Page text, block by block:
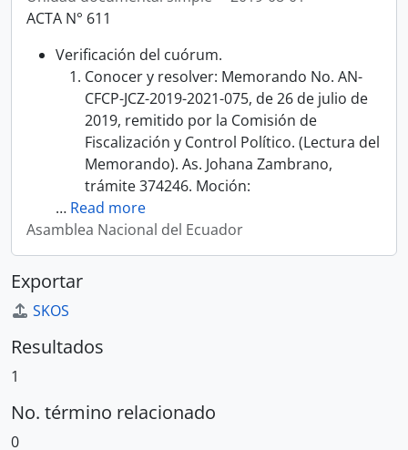
ACTA N° 611
Verificación del cuórum.
Conocer y resolver: Memorando No. AN-
CFCP-JCZ-2019-2021-075, de 26 de julio de
2019, remitido por la Comisión de
Fiscalización y Control Político. (Lectura del
Memorando). As. Johana Zambrano,
trámite 374246. Moción:
… Read more
Asamblea Nacional del Ecuador
Exportar
SKOS
Resultados
1
No. término relacionado
0